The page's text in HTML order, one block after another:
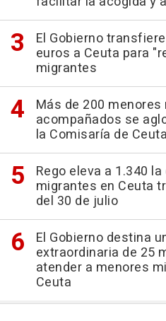
El Gobierno
euros a Ceuta para
migrantes
Más de 200
acompañados se
la Comisaría de
Rego eleva a 1.340
migrantes en Ceuta
del 30 de julio
El Gobierno destina
extraordinaria de 25
atender a menores
Ceuta